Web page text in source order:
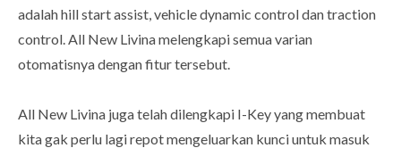
adalah hill start assist, vehicle dynamic control dan traction
control. All New Livina melengkapi semua varian
otomatisnya dengan fitur tersebut.
All New Livina juga telah dilengkapi I-Key yang membuat
kita gak perlu lagi repot mengeluarkan kunci untuk masuk